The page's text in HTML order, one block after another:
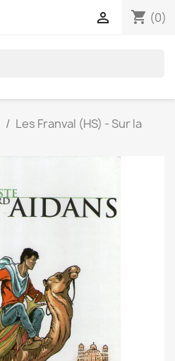
shopping_cart (0)

Les Franval (HS) - Sur la